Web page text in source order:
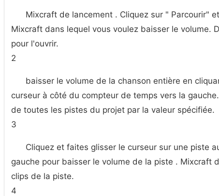
Mixcraft de lancement . Cliquez sur " Parcourir"
Mixcraft dans lequel vous voulez baisser le volume.
pour l'ouvrir.
2
baisser le volume de la chanson entière en
curseur à côté du compteur de temps vers la
de toutes les pistes du projet par la valeur spécifiée.
3
Cliquez et faites glisser le curseur sur une piste
gauche pour baisser le volume de la piste . Mixcraft
clips de la piste.
4